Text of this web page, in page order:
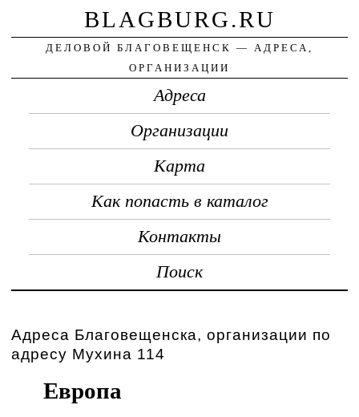
BLAGBURG.RU
ДЕЛОВОЙ БЛАГОВЕЩЕНСК — АДРЕСА,
ОРГАНИЗАЦИИ
Адреса
Организации
Карта
Как попасть в каталог
Контакты
Поиск
Адреса Благовещенска, организации по
адресу Мухина 114
Европа